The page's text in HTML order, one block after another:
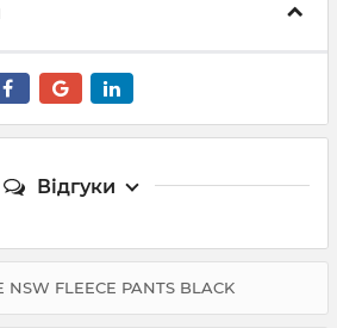
Відгуки
NSW FLEECE PANTS BLACK